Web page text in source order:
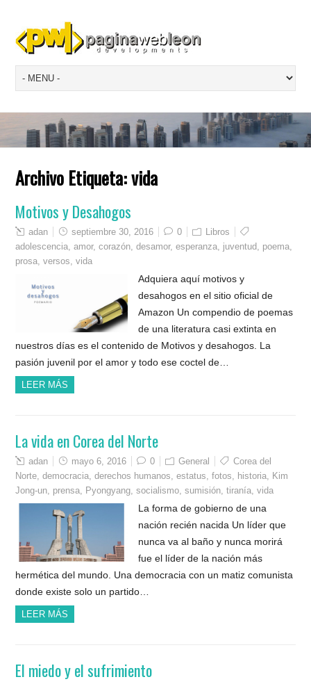
Archivo Etiqueta:vida
Motivos y Desahogos
adan septiembre 30, 2016 0
Libros
adolescencia ,amor,corazón ,desamor,esperanza juventud poema
prosa ,versos ,vida
Adquiera aquí motivos y
desahogos en el sitio oficial de
Amazon Un compendio de poemas
de una literatura casi extinta en
nuestros días es el contenido de Motivos y desahogos. La
pasión juvenil por el amor y todo ese coctel de…
LEER MÁS
La vida en Corea del Norte
adan mayo 6, 2016 0 General
Corea del
Norte ,democracia ,derechos humanos ,estatus ,fotos historia
Kim
Jong-un prensa Pyongyang ,socialismo ,sumisión ,tiranía ,vida
La forma de gobierno de una
nación recién nacida Un líder que
nunca va al baño y nunca morirá
fue el líder de la nación más
hermética del mundo. Una democracia con un matiz comunista
donde existe solo un partido…
LEER MÁS
El miedo y el sufrimiento